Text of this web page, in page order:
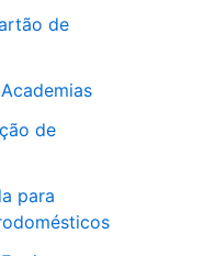
de
de
para